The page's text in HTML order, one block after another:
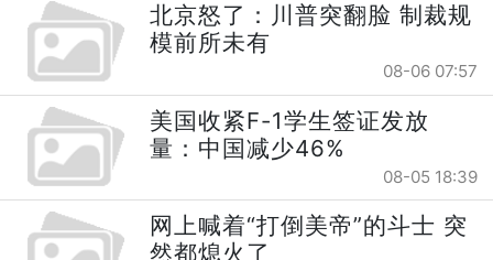
北京怒了：川普突翻脸 制裁规
模前所未有
08-06 07:57
美国收紧F-1学生签证发放
量：中国减少46%
08-05 18:39
网上喊着“打倒美帝”的斗士 突
然都熄火了